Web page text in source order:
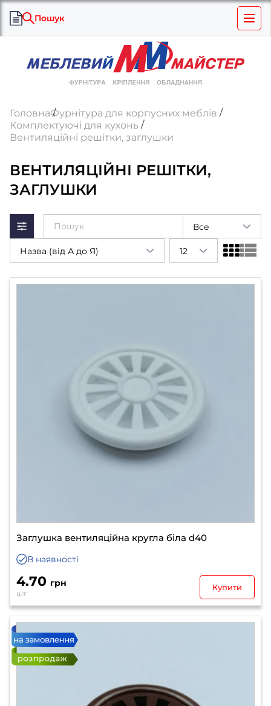
Пошук
ГоловнаФурнітура для корпусних меблів
Комплектуючі для кухонь
Вентиляційні решітки, заглушки
ВЕНТИЛЯЦІЙНІ РЕШІТКИ,
ЗАГЛУШКИ
Все
Назва (від А до Я) 12
Заглушка вентиляційна кругла біла d40
В наявності
4.70 грн
шт
Купити